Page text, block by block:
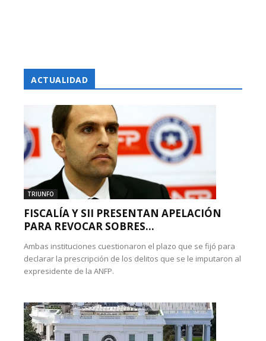
ACTUALIDAD
TRIUNFO
FISCALÍA Y SII PRESENTAN APELACIÓN
PARA REVOCAR SOBRES...
Ambas instituciones cuestionaron el plazo que se fijó para
declarar la prescripción de los delitos que se le imputaron al
expresidente de la ANFP.